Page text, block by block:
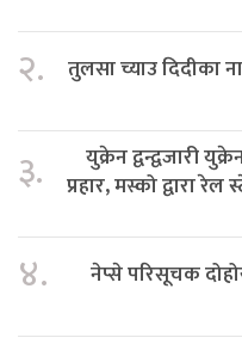
२. तुलसा च्याउ दिदीका
३.
युक्रेन द्वन्द्वजारी
प्रहार, मस्को द्वारा
४. नेप्से परिसूचक